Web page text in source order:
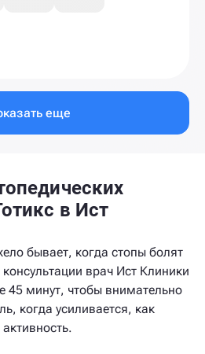
еще
в Ист
бывает, когда стопы болят
врач Ист Клиники
45 минут, чтобы внимательно
когда усиливается, как